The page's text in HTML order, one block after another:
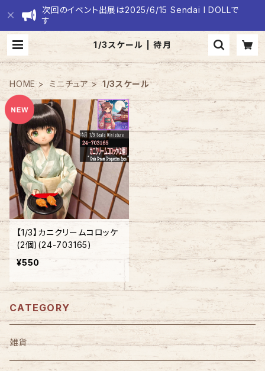
次回のイベント出展は2025/6/15 Sendai I DOLLで
す
1/3スケール | 待月
HOME ミニチュア 1/3スケール
【1/3】カニクリームコロッケ
(2個)(24-703165)
¥550
CATEGORY
雑貨